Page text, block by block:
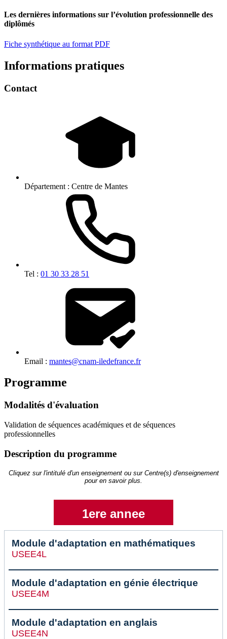
Les dernières informations sur l’évolution professionnelle des
diplômés
Fiche synthétique au format PDF
Informations pratiques
Contact
Département : Centre de Mantes
Tel : 01 30 33 28 51
Email : mantes@cnam-iledefrance.fr
Programme
Modalités d'évaluation
Validation de séquences académiques et de séquences
professionnelles
Description du programme
Cliquez sur l'intitulé d'un enseignement ou sur Centre(s) d'enseignement
pour en savoir plus.
1ere annee
Module d'adaptation en mathématiques
USEE4L
Module d'adaptation en génie électrique
USEE4M
Module d'adaptation en anglais
USEE4N